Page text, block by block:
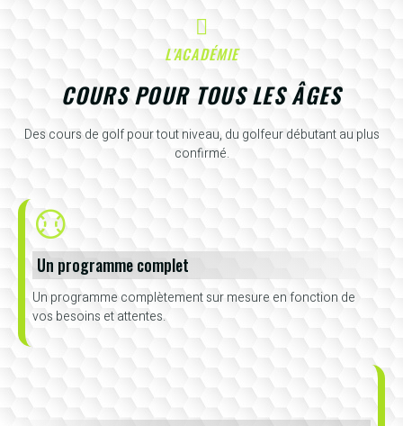
L'ACADÉMIE
COURS POUR TOUS LES ÂGES
Des cours de golf pour tout niveau, du golfeur débutant au plus
confirmé.
Un programme complet
Un programme complètement sur mesure en fonction de
vos besoins et attentes.